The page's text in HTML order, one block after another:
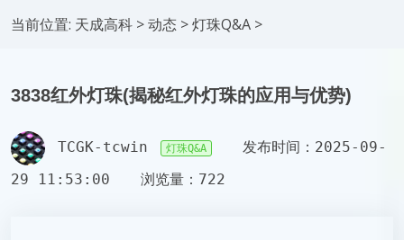
当前位置: 天成高科 >动态 >灯珠Q&A >
3838红外灯珠(揭秘红外灯珠的应用与优势)
TCGK-tcwin 灯珠Q&A
发布时间：2025-09-
29 11:53:00
浏览量：722